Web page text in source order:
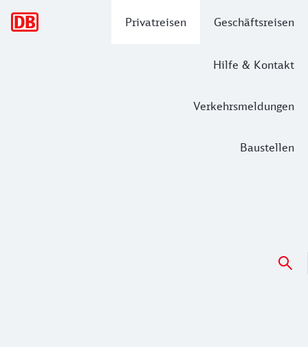
Privatreisen Geschäftsreisen
Hilfe & Kontakt
Verkehrsmeldungen
Baustellen